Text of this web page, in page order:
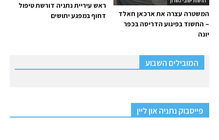
ראש עיריית נתניה דורשת טיפול
דחוף במפגע יתושים
המשטרה עצרה את ארכאן חאלד
– החשוד בפיגוע הדריסה בכפר
יונה
המובילים השבוע
פייסבוק נתניה און ליין